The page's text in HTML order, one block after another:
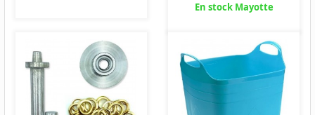
En stock Mayotte